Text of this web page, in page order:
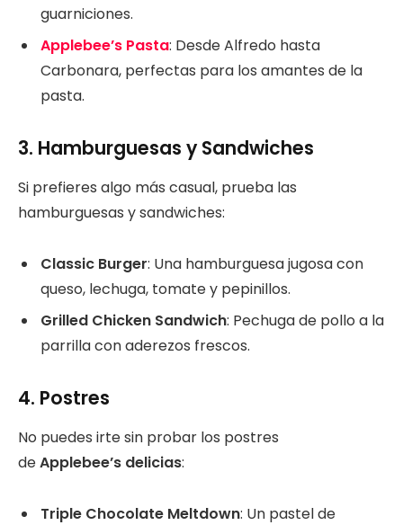
guarniciones.
Applebee’s Pasta: Desde Alfredo hasta
Carbonara, perfectas para los amantes de la
pasta.
3. Hamburguesas y Sandwiches
Si prefieres algo más casual, prueba las
hamburguesas y sandwiches:
Classic Burger: Una hamburguesa jugosa con
queso, lechuga, tomate y pepinillos.
Grilled Chicken Sandwich: Pechuga de pollo a la
parrilla con aderezos frescos.
4. Postres
No puedes irte sin probar los postres
deApplebee’s delicias:
Triple Chocolate Meltdown: Un pastel de